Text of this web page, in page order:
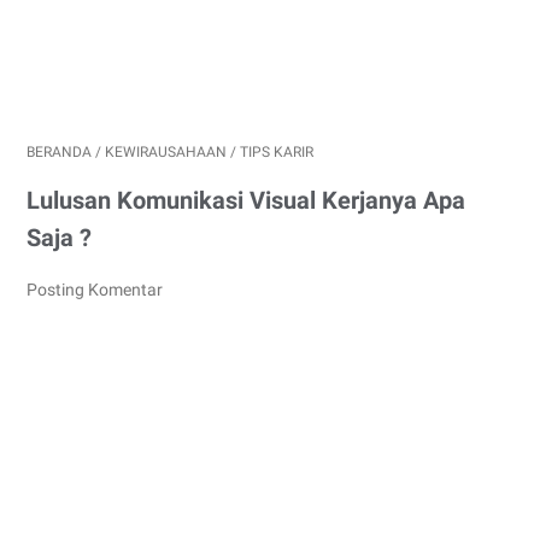
BERANDA / KEWIRAUSAHAAN / TIPS KARIR
Lulusan Komunikasi Visual Kerjanya Apa
Saja ?
Posting Komentar